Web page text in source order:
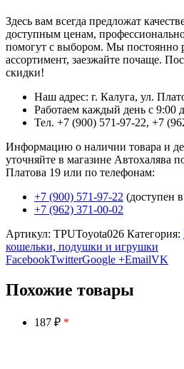
Здесь вам всегда предложат
доступным ценам,
помогут с выбором. Мы постоянно
ассортимент, заезжайте почаще.
скидки!
Наш адрес: г. Калуга, ул.
Работаем каждый день с 9:00
Тел. +7 (900) 571-97-22, +7
Информацию о наличии товара и
уточняйте в магазине Автохалява
Платова 19 или по телефонам:
+7 (900) 571-97-22 (доступен
+7 (962) 371-00-02
Артикул: TPUToyota026 Категория:
кошельки, подушки и игрушки
FacebookTwitterGoogle +EmailVK
Похожие товары
187 ₽ *